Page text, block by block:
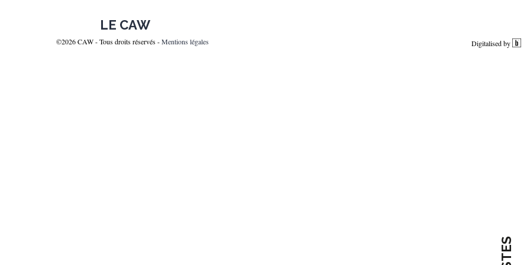
LE CAW
COMING SOON
©2026 CAW - Tous droits réservés -Mentions légales Digitalised by